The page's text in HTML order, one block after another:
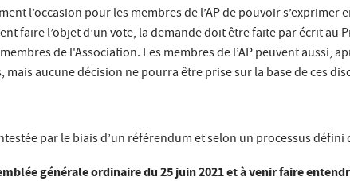
l’occasion pour les membres de l’AP de pouvoir
faire l’objet d’un vote, la demande doit être faite par écrit au
de l'Association. Les membres de l’AP peuvent aussi,
aucune décision ne pourra être prise sur la base de ces
par le biais d’un référendum et selon un processus
générale ordinaire du 25 juin 2021 et à venir faire